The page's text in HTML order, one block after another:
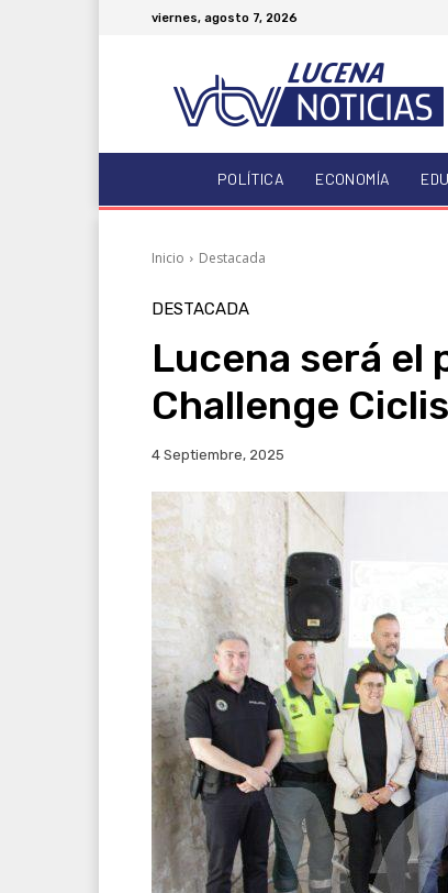
viernes, agosto 7, 2026
POLÍTICA ECONOMÍA
Inicio Destacada
DESTACADA
Lucena será el
Challenge
4 Septiembre, 2025